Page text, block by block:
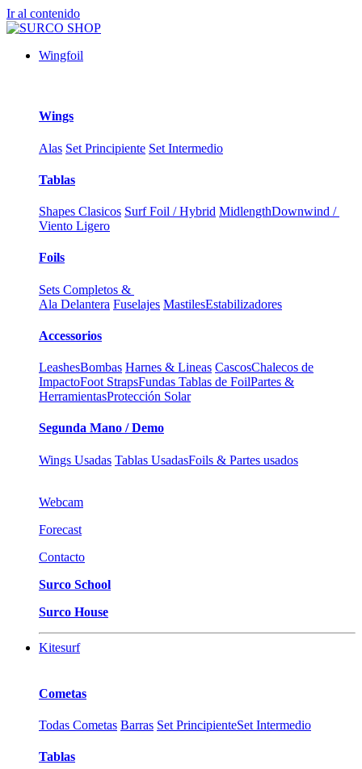
Ir al contenido
Wingfoil
Wings
Alas Set Principiente Set Intermedio
Tablas
Shapes Clasicos Surf Foil / Hybrid MidlengthDownwind /
Viento Ligero
Foils
Sets Completos &
Ala Delantera Fuselajes MastilesEstabilizadores
Accessorios
LeashesBombas Harnes & Lineas CascosChalecos de
ImpactoFoot StrapsFundas Tablas de FoilPartes &
HerramientasProtección Solar
Segunda Mano / Demo
Wings Usadas Tablas UsadasFoils & Partes usados
Webcam
Forecast
Contacto
Surco School
Surco House
Kitesurf
Cometas
Todas Cometas Barras Set PrincipienteSet Intermedio
Tablas